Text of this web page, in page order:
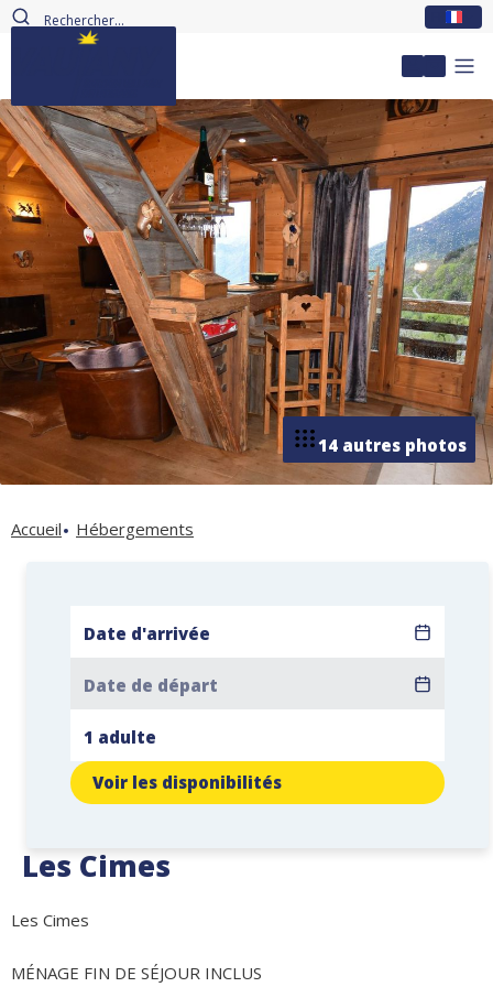
Mon
14 autres photos
Accueil Hébergements
Les Cimes
Les Cimes
MÉNAGE FIN DE SÉJOUR INCLUS
Voir les disponibilités